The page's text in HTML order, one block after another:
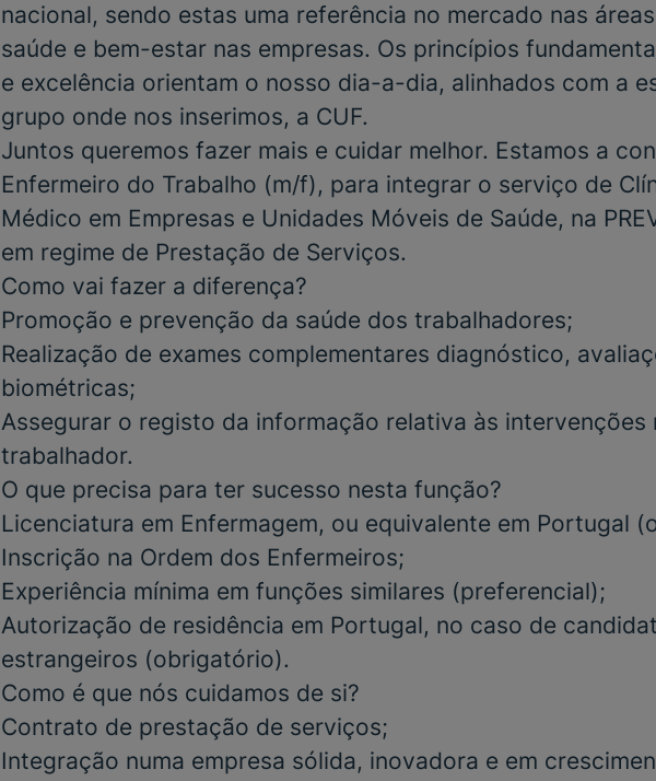
nacional, sendo estas uma referência no mercado nas
saúde e bem-estar nas empresas. Os princípios
e excelência orientam o nosso dia-a-dia, alinhados com a
grupo onde nos inserimos, a CUF.
Juntos queremos fazer mais e cuidar melhor. Estamos a
Enfermeiro do Trabalho (m/f), para integrar o serviço de
Médico em Empresas e Unidades Móveis de Saúde, na
em regime de Prestação de Serviços.
Como vai fazer a diferença?
Promoção e prevenção da saúde dos trabalhadores;
Realização de exames complementares diagnóstico,
biométricas;
Assegurar o registo da informação relativa às intervenções
trabalhador.
O que precisa para ter sucesso nesta função?
Licenciatura em Enfermagem, ou equivalente em Portugal
Inscrição na Ordem dos Enfermeiros;
Experiência mínima em funções similares (preferencial);
Autorização de residência em Portugal, no caso de
estrangeiros (obrigatório).
Como é que nós cuidamos de si?
Contrato de prestação de serviços;
Integração numa empresa sólida, inovadora e em